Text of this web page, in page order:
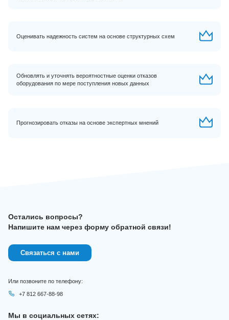
Оценивать надежность систем на основе структурных схем
Обновлять и уточнять вероятностные оценки отказов
оборудования по мере поступления новых данных
Прогнозировать отказы на основе экспертных мнений
Остались вопросы?
Напишите нам через форму обратной связи!
Связаться с нами
Или позвоните по телефону:
+7 812 667-88-98
Мы в социальных сетях: